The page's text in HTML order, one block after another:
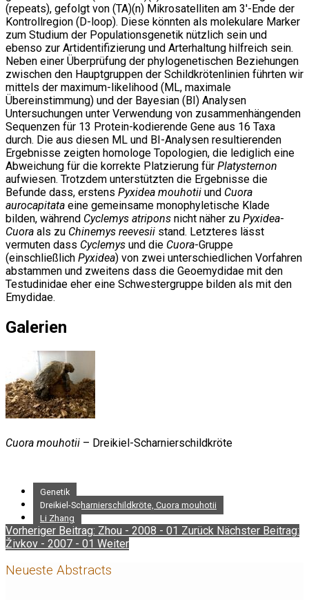
(repeats), gefolgt von (TA)(n) Mikrosatelliten am 3'-Ende der
Kontrollregion (D-loop). Diese könnten als molekulare Marker
zum Studium der Populationsgenetik nützlich sein und
ebenso zur Artidentifizierung und Arterhaltung hilfreich sein.
Neben einer Überprüfung der phylogenetischen Beziehungen
zwischen den Hauptgruppen der Schildkrötenlinien führten wir
mittels der maximum-likelihood (ML, maximale
Übereinstimmung) und der Bayesian (BI) Analysen
Untersuchungen unter Verwendung von zusammenhängenden
Sequenzen für 13 Protein-kodierende Gene aus 16 Taxa
durch. Die aus diesen ML und BI-Analysen resultierenden
Ergebnisse zeigten homologe Topologien, die lediglich eine
Abweichung für die korrekte Platzierung für Platysternon
aufwiesen. Trotzdem unterstützten die Ergebnisse die
Befunde dass, erstens Pyxidea mouhotii und Cuora
aurocapitata eine gemeinsame monophyletische Klade
bilden, während Cyclemys atripons nicht näher zu Pyxidea-
Cuora als zu Chinemys reevesii stand. Letzteres lässt
vermuten dass Cyclemys und die Cuora-Gruppe
(einschließlich Pyxidea) von zwei unterschiedlichen Vorfahren
abstammen und zweitens dass die Geoemydidae mit den
Testudinidae eher eine Schwestergruppe bilden als mit den
Emydidae.
Galerien
Cuora mouhotii – Dreikiel-Scharnierschildkröte
Genetik
Dreikiel-Scharnierschildkröte, Cuora mouhotii
Li Zhang
Vorheriger Beitrag: Zhou - 2008 - 01 Zurück Nächster Beitrag:
Živkov - 2007 - 01 Weiter
Neueste Abstracts